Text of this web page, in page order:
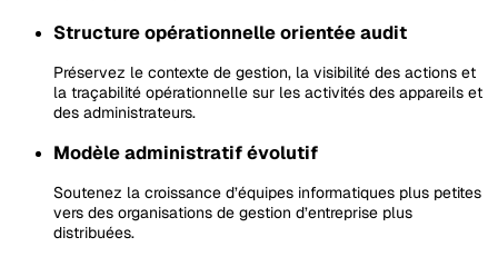
Structure opérationnelle orientée audit
Préservez le contexte de gestion, la visibilité des actions et
la traçabilité opérationnelle sur les activités des appareils et
des administrateurs.
Modèle administratif évolutif
Soutenez la croissance d’équipes informatiques plus petites
vers des organisations de gestion d’entreprise plus
distribuées.